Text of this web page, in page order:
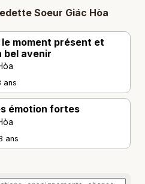
Soeur Giác Hòa
le moment présent et
bel avenir
ans
émotion fortes
ans